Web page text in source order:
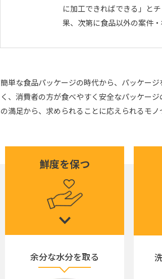
に加工できればできる」と
果、次第に食品以外の案件・
簡単な食品パッケージの時代から、パッケー
く、消費者の方が食べやすく安全なパッケー
の満足から、求められることに応えられるモノ
鮮度を保つ
余分な水分を取る